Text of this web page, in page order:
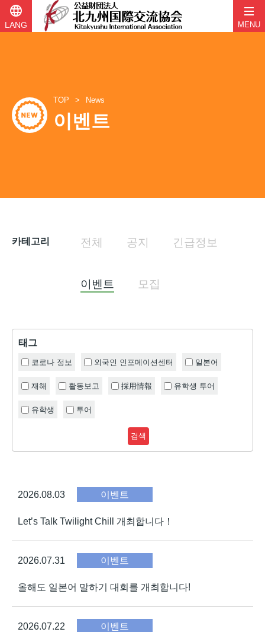
language
LANG MENU
TOP News
이벤트
카테고리 전체 공지 긴급정보
이벤트 모집
태그
코로나 정보 외국인 인포메이션센터 일본어
재해 활동보고 採用情報 유학생 투어
유학생 투어
검색
2026.08.03 이벤트
Let’s Talk Twilight Chill 개최합니다！
2026.07.31 이벤트
올해도 일본어 말하기 대회를 개최합니다!
2026.07.22 이벤트